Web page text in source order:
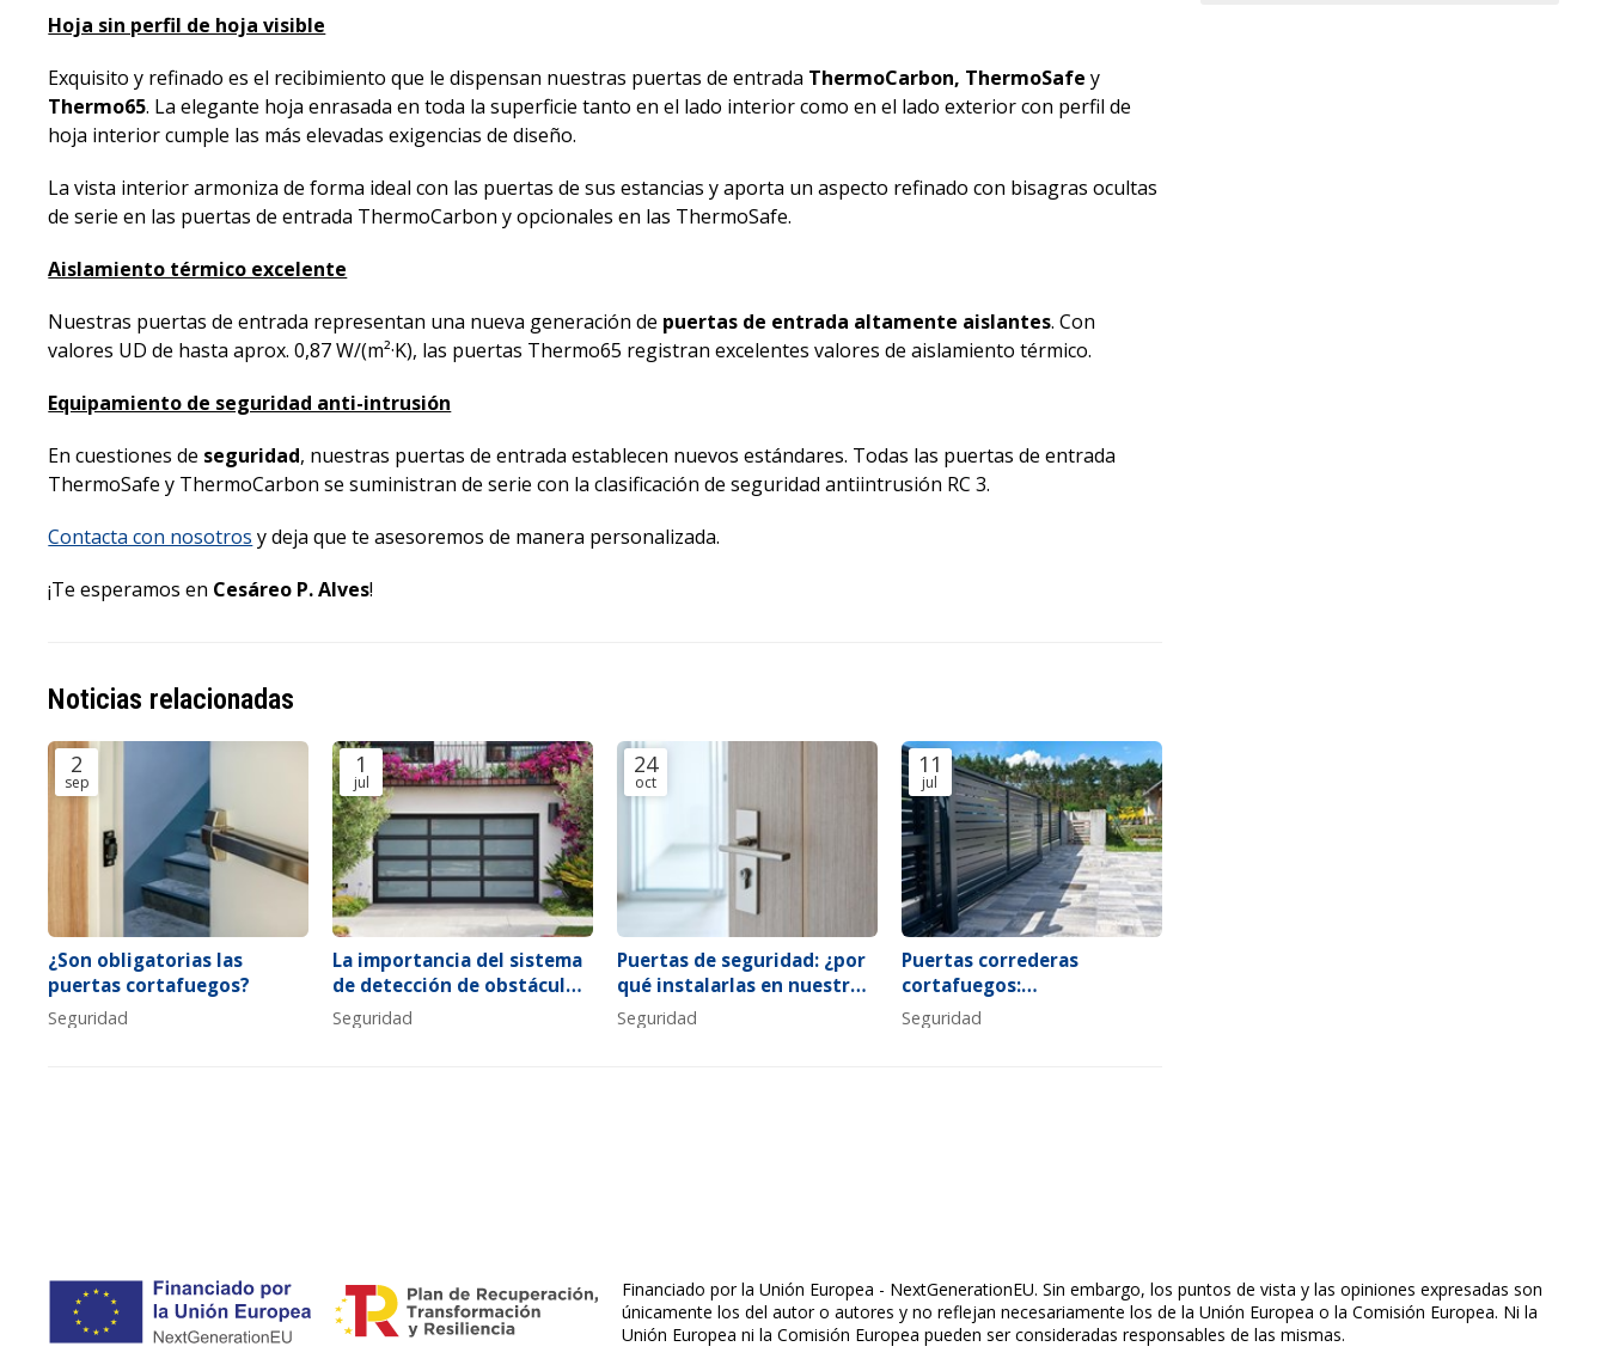
Hoja sin perfil de hoja visible
Exquisito y refinado es el recibimiento que le dispensan nuestras puertas de entrada ThermoCarbon, ThermoSafe y
Thermo65. La elegante hoja enrasada en toda la superficie tanto en el lado interior como en el lado exterior con perfil de
hoja interior cumple las más elevadas exigencias de diseño.
La vista interior armoniza de forma ideal con las puertas de sus estancias y aporta un aspecto refinado con bisagras ocultas
de serie en las puertas de entrada ThermoCarbon y opcionales en las ThermoSafe.
Aislamiento térmico excelente
Nuestras puertas de entrada representan una nueva generación de puertas de entrada altamente aislantes. Con
valores UD de hasta aprox. 0,87 W/(m²·K), las puertas Thermo65 registran excelentes valores de aislamiento térmico.
Equipamiento de seguridad anti-intrusión
En cuestiones de seguridad, nuestras puertas de entrada establecen nuevos estándares. Todas las puertas de entrada
ThermoSafe y ThermoCarbon se suministran de serie con la clasificación de seguridad antiintrusión RC 3.
Contacta con nosotros y deja que te asesoremos de manera personalizada.
¡Te esperamos en Cesáreo P. Alves!
Noticias relacionadas
2
sep
¿Son obligatorias las
puertas cortafuegos?
Seguridad
1
jul
La importancia del sistema
de detección de obstáculos
para puertas de garaje
Seguridad
24
oct
Puertas de seguridad: ¿por
qué instalarlas en nuestra
vivienda?
Seguridad
11
jul
Puertas correderas
cortafuegos:
características principales
Seguridad
Financiado por la Unión Europea - NextGenerationEU. Sin embargo, los puntos de vista y las opiniones expresadas son
únicamente los del autor o autores y no reflejan necesariamente los de la Unión Europea o la Comisión Europea. Ni la
Unión Europea ni la Comisión Europea pueden ser consideradas responsables de las mismas.